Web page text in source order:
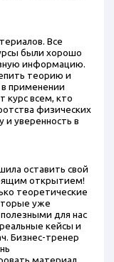
Все
были хорошо
информацию.
теорию и
применении
курс всем, кто
физических
и уверенность в
оставить свой
открытием!
теоретические
уже
для нас
кейсы и
Бизнес-тренер